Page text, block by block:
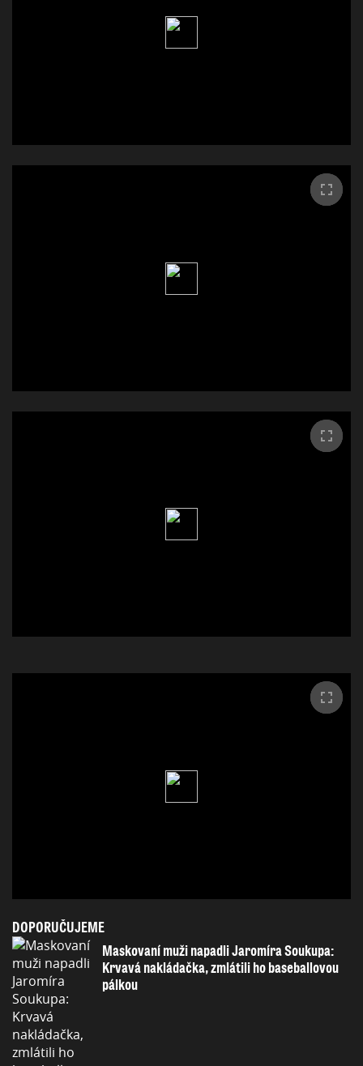
DOPORUČUJEME
Maskovaní muži napadli Jaromíra Soukupa:
Krvavá nakládačka, zmlátili ho baseballovou
pálkou